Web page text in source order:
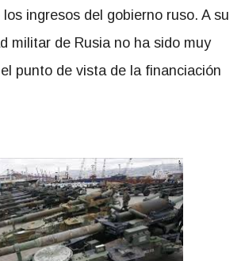
ingresos del gobierno ruso. A su
militar de Rusia no ha sido muy
punto de vista de la financiación